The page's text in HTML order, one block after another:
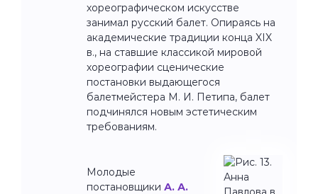
хореографическом искусстве
занимал русский балет. Опираясь на
академические традиции конца XIX
в., на ставшие классикой мировой
хореографии сценические
постановки выдающегося
балетмейстера М. И. Петипа, балет
подчинялся новым эстетическим
требованиям.
Молодые
постановщики А. А.